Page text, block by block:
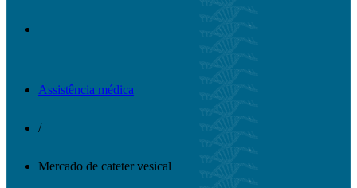
Assistência médica
/
Mercado de cateter vesical